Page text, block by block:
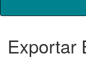
Exportar